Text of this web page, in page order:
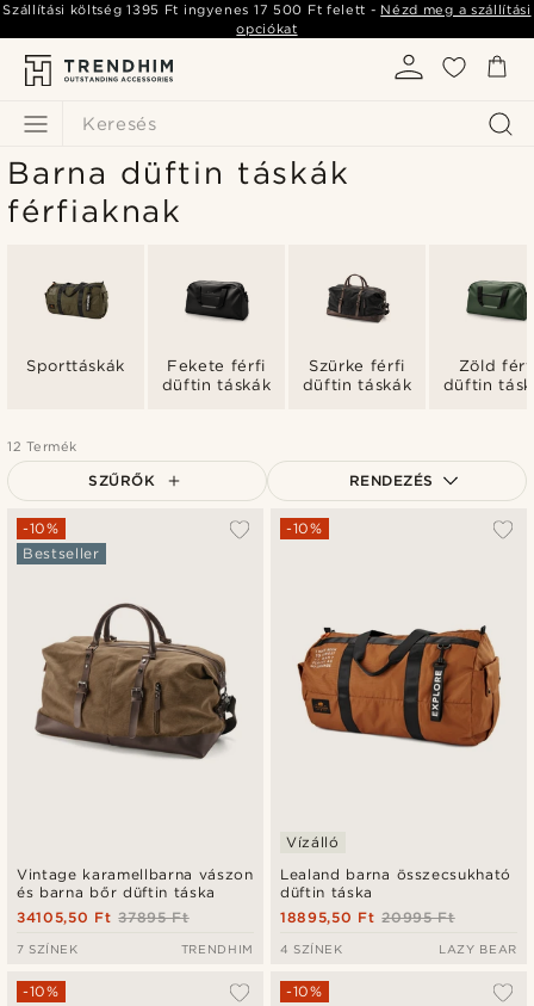
Keresés
Szállítási költség1395 Ft ingyenes 17 500 Ft felett - Nézd meg a szállítási
opciókat
Barna düftin táskák
férfiaknak
Sporttáskák
Fekete férfi
düftin táskák
Szürke férfi
düftin táskák
Zöld
düftin
12 Termék
SZŰRŐK RENDEZÉS
A legkeresettebb
Legmagasabb ár
Vintage karamellbarna vászon
és barna bőr düftin táska
-10%
Bestseller
37895 Ft
34105,50 Ft
7 SZÍNEK TRENDHIM
Lealand barna összecsukható
düftin táska
-10%
Vízálló
20995 Ft
18895,50 Ft
4 SZÍNEK LAZY BEAR
-10% -10%